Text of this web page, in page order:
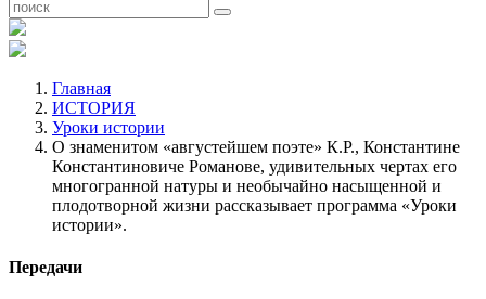
Главная
ИСТОРИЯ
Уроки истории
О знаменитом «августейшем поэте» К.Р., Константине
Константиновиче Романове, удивительных чертах его
многогранной натуры и необычайно насыщенной и
плодотворной жизни рассказывает программа «Уроки
истории».
Передачи